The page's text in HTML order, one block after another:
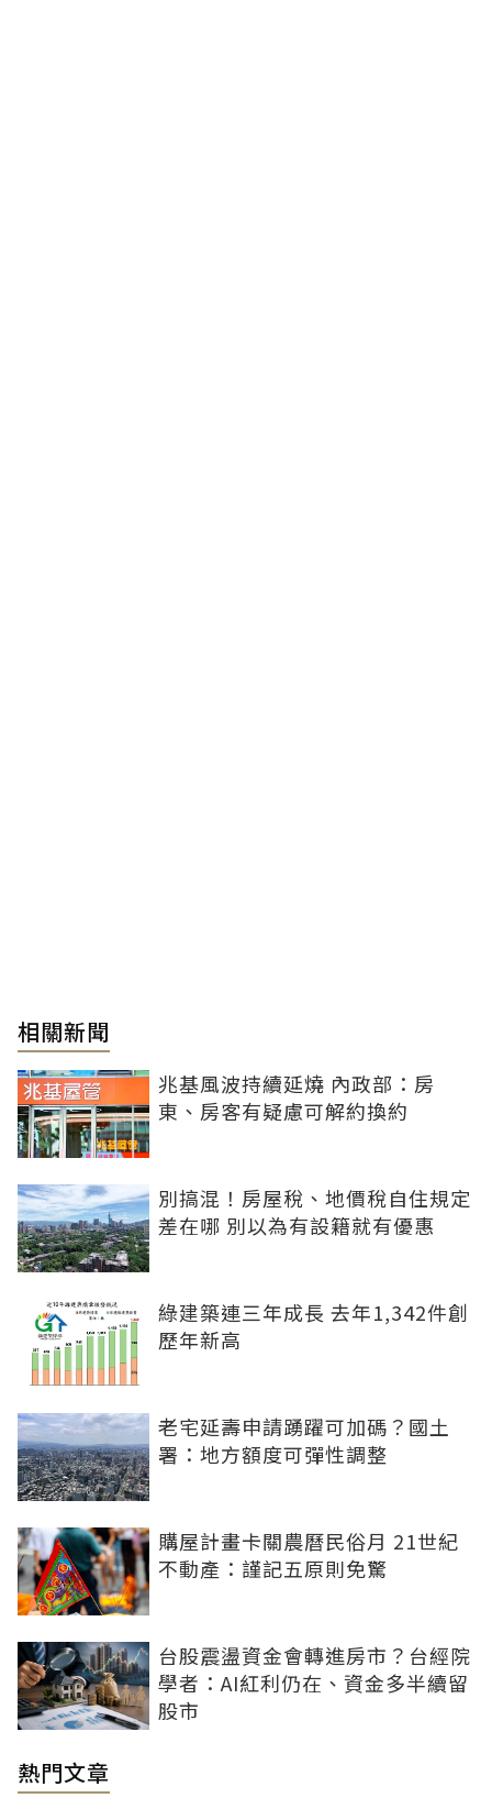
相關新聞
兆基風波持續延燒 內政部：房
東、房客有疑慮可解約換約
別搞混！房屋稅、地價稅自住規定
差在哪 別以為有設籍就有優惠
綠建築連三年成長 去年1,342件創
歷年新高
老宅延壽申請踴躍可加碼？國土
署：地方額度可彈性調整
購屋計畫卡關農曆民俗月 21世紀
不動產：謹記五原則免驚
台股震盪資金會轉進房市？台經院
學者：AI紅利仍在、資金多半續留
股市
熱門文章